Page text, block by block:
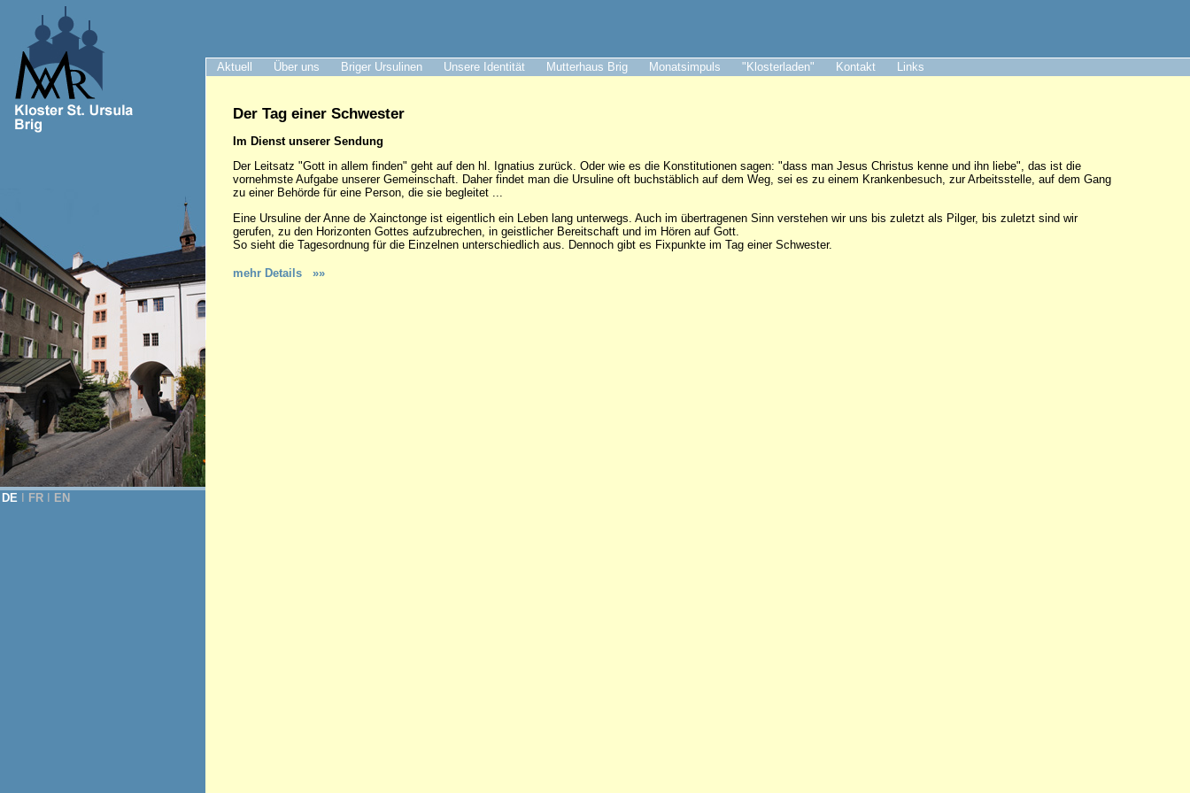
Aktuell Über uns Briger Ursulinen Unsere Identität Mutterhaus Brig Monatsimpuls "Klosterladen" Kontakt Links
DE FR EN
Der Tag einer Schwester
Im Dienst unserer Sendung
Der Leitsatz "Gott in allem finden" geht auf den hl. Ignatius zurück. Oder wie es die Konstitutionen sagen: "dass man Jesus Christus kenne und ihn liebe", das ist die
vornehmste Aufgabe unserer Gemeinschaft. Daher findet man die Ursuline oft buchstäblich auf dem Weg, sei es zu einem Krankenbesuch, zur Arbeitsstelle, auf dem Gang
zu einer Behörde für eine Person, die sie begleitet ...
Eine Ursuline der Anne de Xainctonge ist eigentlich ein Leben lang unterwegs. Auch im übertragenen Sinn verstehen wir uns bis zuletzt als Pilger, bis zuletzt sind wir
gerufen, zu den Horizonten Gottes aufzubrechen, in geistlicher Bereitschaft und im Hören auf Gott.
So sieht die Tagesordnung für die Einzelnen unterschiedlich aus. Dennoch gibt es Fixpunkte im Tag einer Schwester.
mehr Details »»